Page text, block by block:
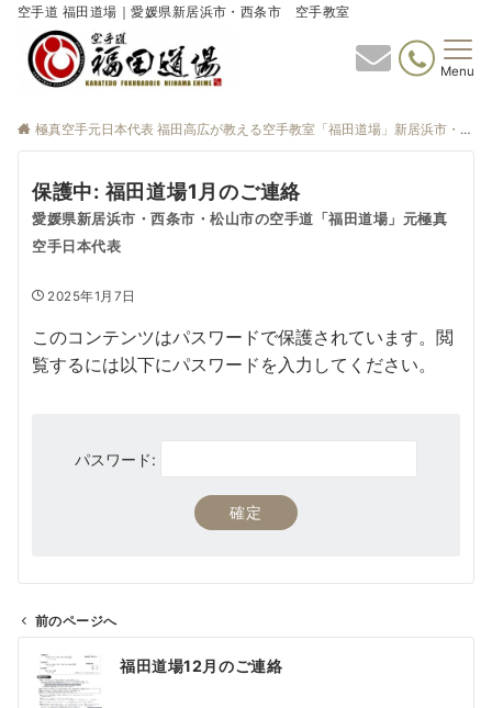
空手道 福田道場｜愛媛県新居浜市・西条市 空手教室
Menu
極真空手元日本代表 福田高広が教える空手教室「福田道場」新居浜市・西条市
保護中: 福田道場1月のご連絡
愛媛県新居浜市・西条市・松山市の空手道「福田道場」元極真
空手日本代表
2025年1月7日
このコンテンツはパスワードで保護されています。閲
覧するには以下にパスワードを入力してください。
パスワード:
前のページへ
福田道場12月のご連絡